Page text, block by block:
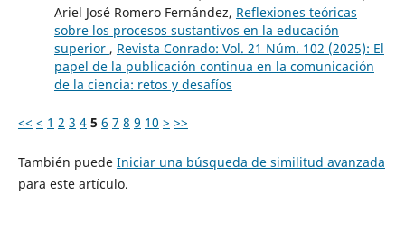
Ariel José Romero Fernández, Reflexiones teóricas
sobre los procesos sustantivos en la educación
superior , Revista Conrado: Vol. 21 Núm. 102 (2025): El
papel de la publicación continua en la comunicación
de la ciencia: retos y desafíos
<< < 1 2 3 4 5 6 7 8 9 10 > >>
También puede Iniciar una búsqueda de similitud avanzada
para este artículo.